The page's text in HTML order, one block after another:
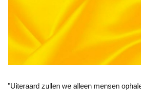
"Uiteraard zullen we alleen mensen ophalen als we zeker zijn